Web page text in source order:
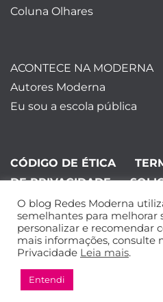
Coluna Olhares
ACONTECE NA MODERNA
Autores Moderna
Eu sou a escola pública
CÓDIGO DE ÉTICA
DE PRIVACIDADE
©Editora Moderna 2024.
direitos reservados.
O blog Redes Moderna
semelhantes para melhorar
personalizar e recomendar
mais informações, consulte
Privacidade Leia mais.
Entendi